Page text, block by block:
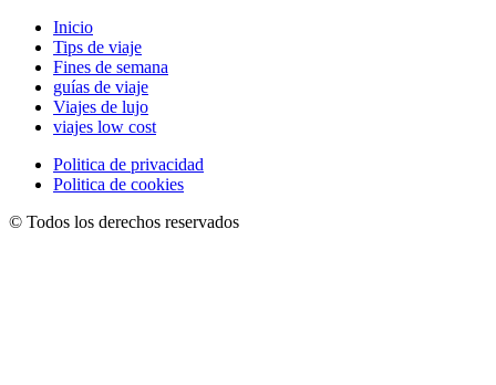
Inicio
Tips de viaje
Fines de semana
guías de viaje
Viajes de lujo
viajes low cost
Politica de privacidad
Politica de cookies
© Todos los derechos reservados